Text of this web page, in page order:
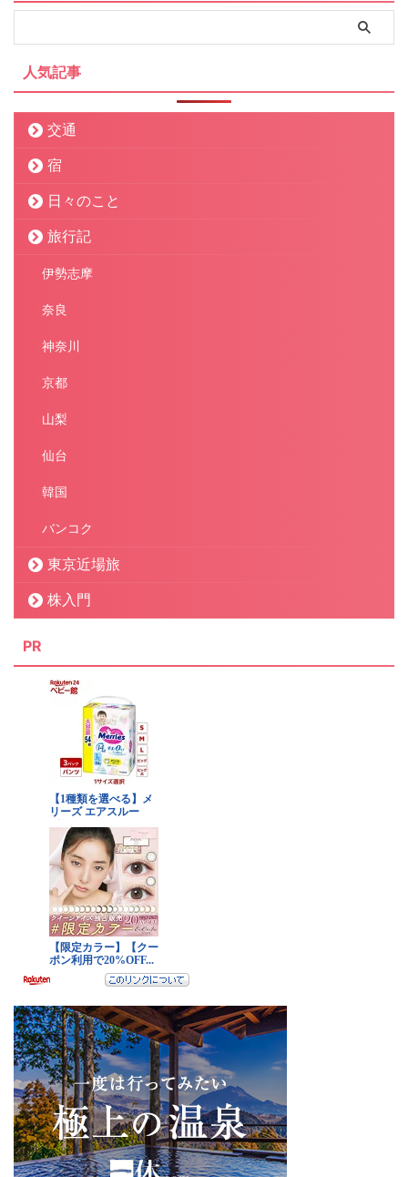
人気記事
交通
宿
日々のこと
旅行記
伊勢志摩
奈良
神奈川
京都
山梨
仙台
韓国
バンコク
東京近場旅
株入門
PR